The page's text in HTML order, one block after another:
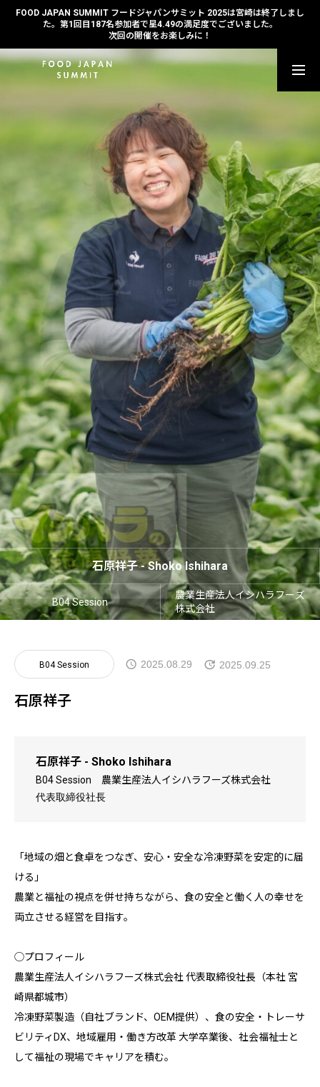
FOOD JAPAN SUMMIT フードジャパンサミット 2025は宮崎は終了しまし
た。第1回目187名参加者で星4.49の満足度でございました。
次回の開催をお楽しみに！
参加を申し込む
セッションのご紹介
タイムテーブル
ご登壇者ご紹介
パスチケットのご料金
お申し込みはこちら
アクセス（会場のご案内）
特定商取引法に基づく表記
プライバシーポリシー
石原祥子 - Shoko Ishihara
B04 Session
農業生産法人イシハラフーズ
株式会社
B04 Session 2025.08.29 2025.09.25
石原祥子
石原祥子 - Shoko Ishihara
B04 Session
農業生産法人イシハラフーズ株式会社
代表取締役社長
「地域の畑と食卓をつなぎ、安心・安全な冷凍野菜を安定的に届
ける」
農業と福祉の視点を併せ持ちながら、食の安全と働く人の幸せを
両立させる経営を目指す。
◯プロフィール
農業生産法人イシハラフーズ株式会社 代表取締役社長（本社 宮
崎県都城市）
冷凍野菜製造（自社ブランド、OEM提供）、食の安全・トレーサ
ビリティDX、地域雇用・働き方改革 大学卒業後、社会福祉士と
して福祉の現場でキャリアを積む。